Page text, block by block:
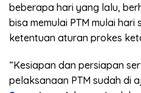
beberapa hari yang lalu,
bisa memulai PTM mulai
ketentuan aturan prokes
“Kesiapan dan persiapan
pelaksanaan PTM sudah di